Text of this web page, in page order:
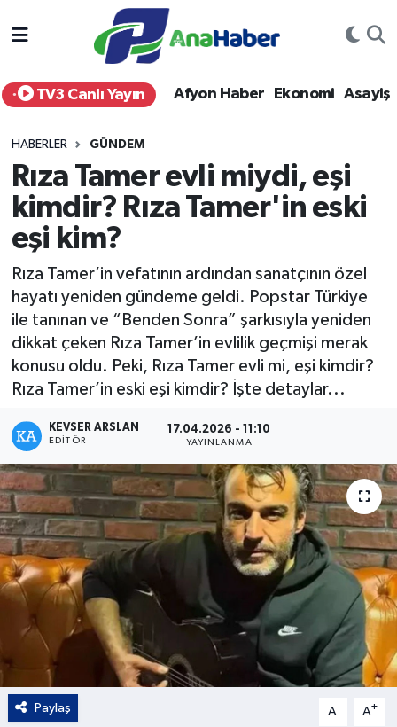
TV3 Canlı Yayın Afyon Haber Ekonomi Asayiş
HABERLER GÜNDEM
Rıza Tamer evli miydi, eşi
kimdir? Rıza Tamer'in eski
eşi kim?
Rıza Tamer’in vefatının ardından sanatçının özel
hayatı yeniden gündeme geldi. Popstar Türkiye
ile tanınan ve “Benden Sonra” şarkısıyla yeniden
dikkat çeken Rıza Tamer’in evlilik geçmişi merak
konusu oldu. Peki, Rıza Tamer evli mi, eşi kimdir?
Rıza Tamer’in eski eşi kimdir? İşte detaylar...
KEVSER ARSLAN
EDITÖR
17.04.2026 - 11:10
YAYINLANMA
Paylaş A- A+
Yurt Haber
Afyon Haber
Siyaset
Spor
Eğitim
Sağlık
Teknoloji
Kültür - Sanat
Yaşam
Afyonkarahisar Nöbetçi Eczaneler
Afyonkarahisar Hava Durumu
Afyonkarahisar Trafik Yoğunluk Haritası
Süper Lig Puan Durumu ve Fikstür
Tüm Manşetler
Son Dakika Haberleri
Haber Arşivi